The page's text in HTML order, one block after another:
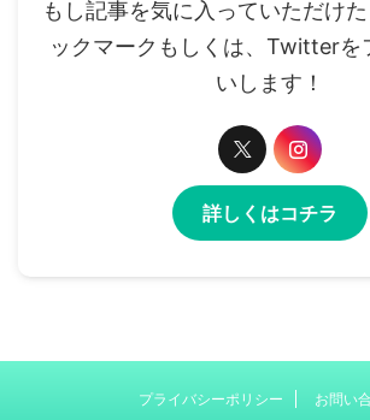
もし記事を気に入っていただけ
ックマークもしくは、Twitterを
いします！
詳しくはコチラ
プライバシーポリシー お問い